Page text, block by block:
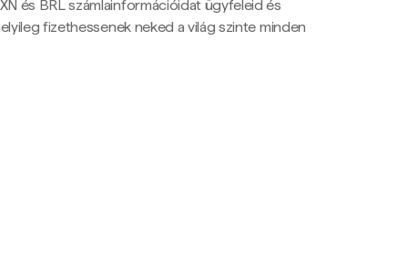
és BRL számlainformációidat ügyfeleid és
fizethessenek neked a világ szinte minden